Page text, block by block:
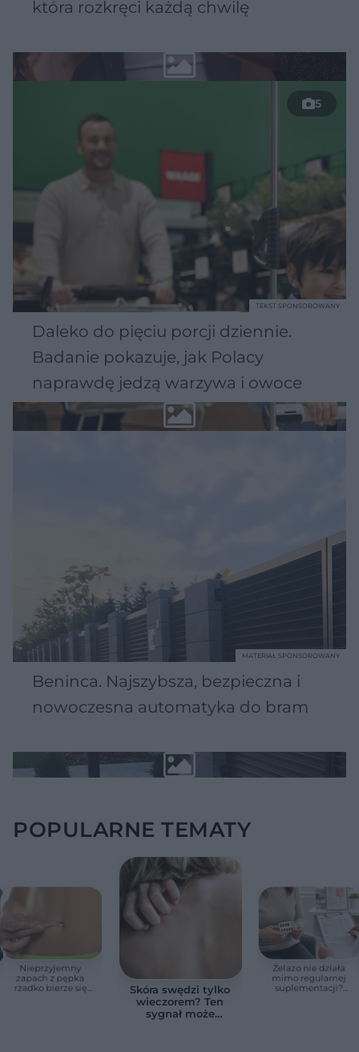
która rozkręci każdą chwilę
5
Daleko do pięciu porcji dziennie.
Badanie pokazuje, jak Polacy
naprawdę jedzą warzywa i owoce
TEKST SPONSOROWANY
Beninca. Najszybsza, bezpieczna i
nowoczesna automatyka do bram
MATERIAŁ SPONSOROWANY
POPULARNE TEMATY
Nieprzyjemny
zapach z pępka
rzadko bierze się
Skóra swędzi tylko
wieczorem? Ten
sygnał może
Żelazo nie działa
mimo regularnej
suplementacji?